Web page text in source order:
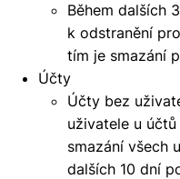
Během dalších
k odstranění
tím je smazání
Účty
Účty bez
uživatele u
smazání všech
dalších 10 dní